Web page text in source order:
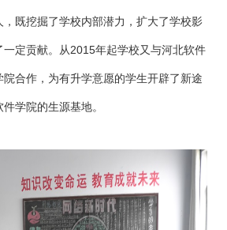
既挖掘了学校内部潜力，扩大了学校影
定贡献。从2015年起学校又与河北软件
合作，为有升学意愿的学生开辟了新途
学院的生源基地。